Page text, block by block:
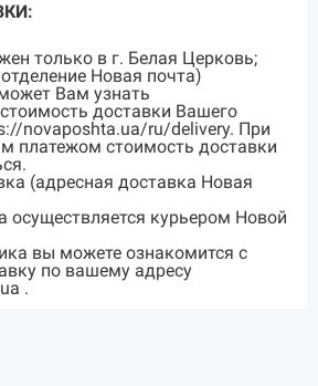
только в г. Белая Церковь;
Новая почта)
Вам узнать
доставки Вашего
novaposhta.ua/ru/delivery. При
платежом стоимость доставки
(адресная доставка Новая
осуществляется курьером Новой
вы можете ознакомится с
по вашему адресу
.